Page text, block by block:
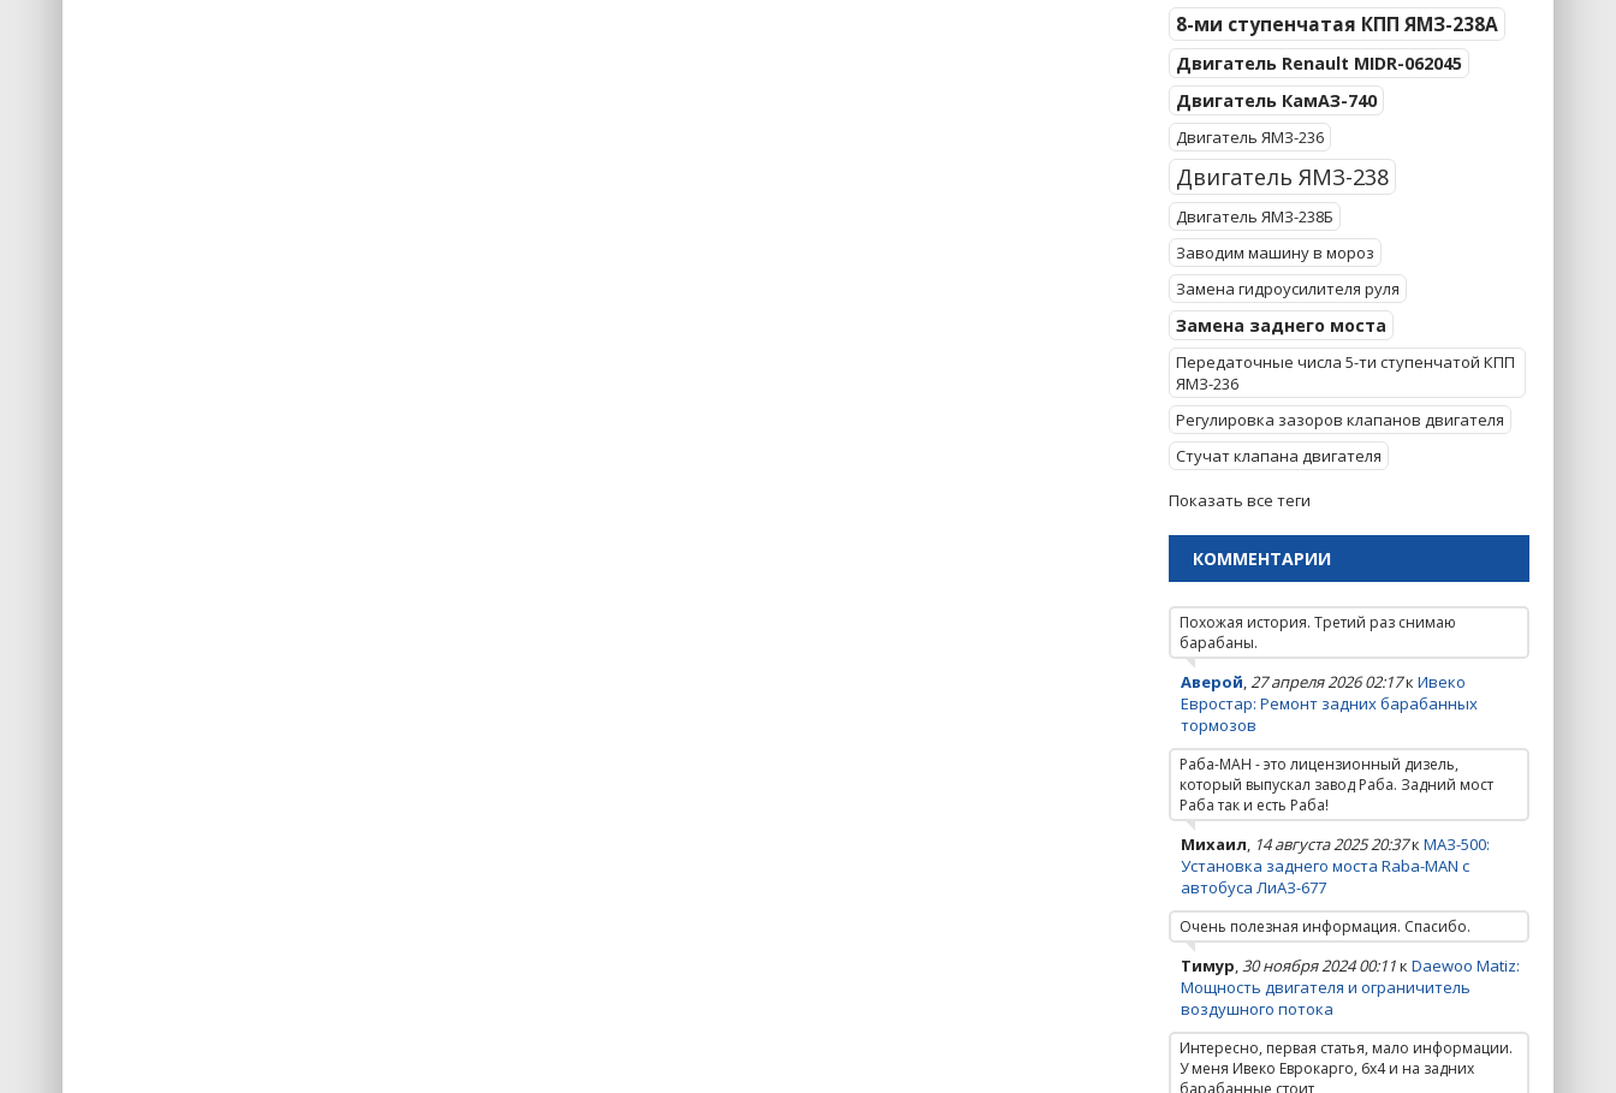
8-ми ступенчатая КПП ЯМЗ-238А
Двигатель Renault MIDR-062045
Двигатель КамАЗ-740
Двигатель ЯМЗ-236
Двигатель ЯМЗ-238
Двигатель ЯМЗ-238Б
Заводим машину в мороз
Замена гидроусилителя руля
Замена заднего моста
Передаточные числа 5-ти ступенчатой КПП
ЯМЗ-236
Регулировка зазоров клапанов двигателя
Стучат клапана двигателя
Показать все теги
КОММЕНТАРИИ
Похожая история. Третий раз снимаю
барабаны.
Аверой,27 апреля 2026 02:17к Ивеко
Евростар: Ремонт задних барабанных
тормозов
Раба-МАН - это лицензионный дизель,
который выпускал завод Раба. Задний мост
Раба так и есть Раба!
Михаил, 14 августа 2025 20:37к МАЗ-500:
Установка заднего моста Raba-MAN с
автобуса ЛиАЗ-677
Очень полезная информация. Спасибо.
Тимур,30 ноября 2024 00:11к Daewoo Matiz:
Мощность двигателя и ограничитель
воздушного потока
Интересно, первая статья, мало информации.
У меня Ивеко Еврокарго, 6х4 и на задних
барабанные стоит